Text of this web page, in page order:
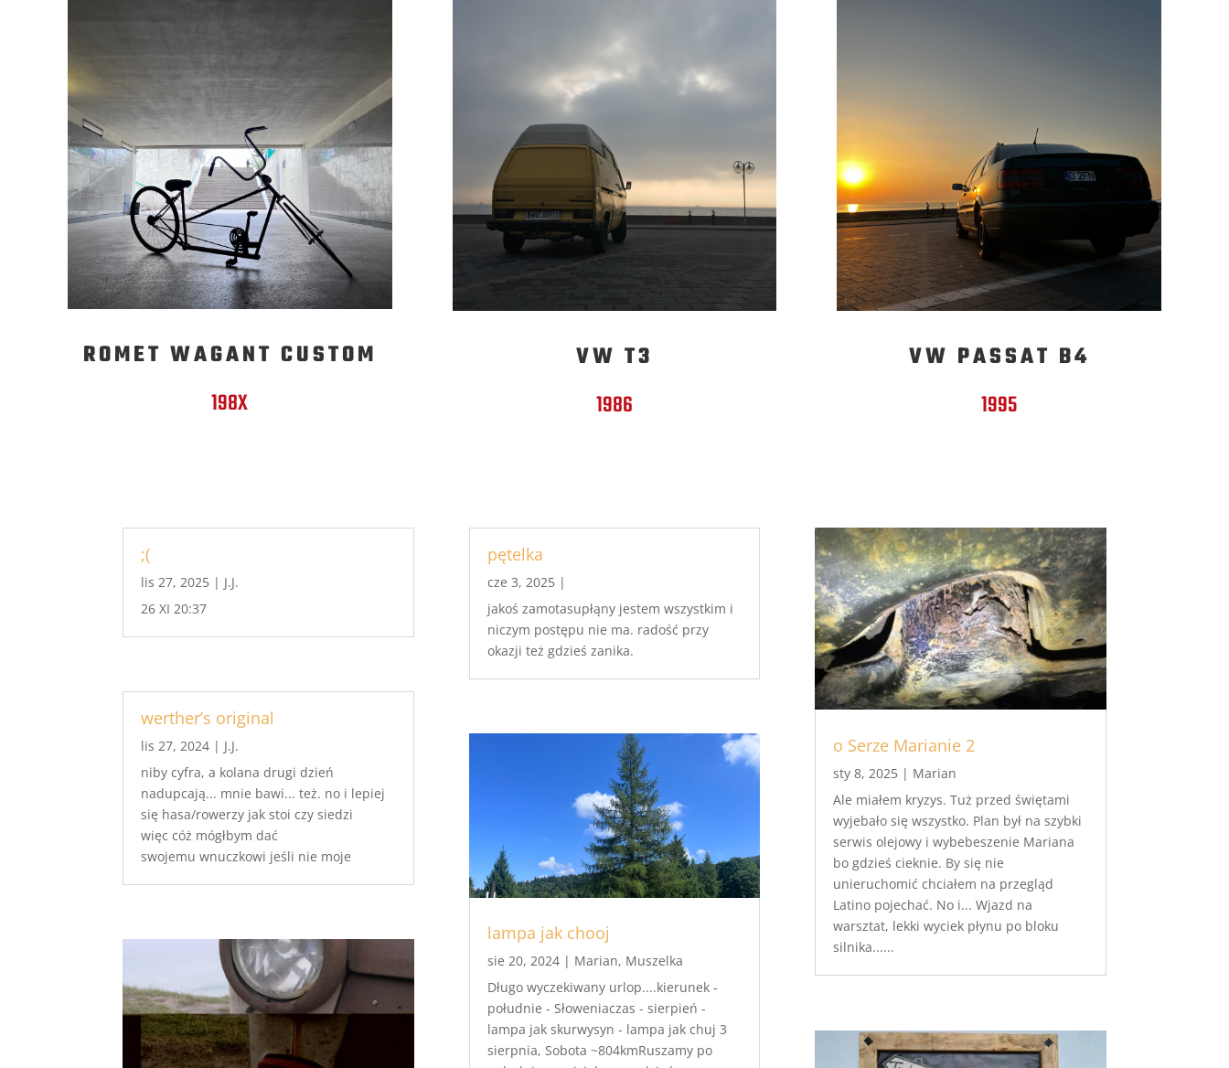
ROMET WAGANT CUSTOM
198X
VW T3
1986
VW PASSAT B4
1995
;(
lis 27, 2025 | J.J.
26 XI 20:37
werther’s original
lis 27, 2024 | J.J.
niby cyfra, a kolana drugi dzień
nadupcają... mnie bawi... też. no i lepiej
się hasa/rowerzy jak stoi czy siedzi
więc cóż mógłbym dać
swojemu wnuczkowi jeśli nie moje
pętelka
cze 3, 2025|
jakoś zamotasupłąny jestem wszystkim i
niczym postępu nie ma. radość przy
okazji też gdzieś zanika.
lampa jak chooj
sie 20, 2024| Marian, Muszelka
Długo wyczekiwany urlop....kierunek -
południe - Słoweniaczas - sierpień -
lampa jak skurwysyn - lampa jak chuj 3
sierpnia, Sobota ~804kmRuszamy po
o Serze Marianie 2
sty 8, 2025| Marian
Ale miałem kryzys. Tuż przed świętami
wyjebało się wszystko. Plan był na szybki
serwis olejowy i wybebeszenie Mariana
bo gdzieś cieknie. By się nie
unieruchomić chciałem na przegląd
Latino pojechać. No i... Wjazd na
warsztat, lekki wyciek płynu po bloku
silnika......